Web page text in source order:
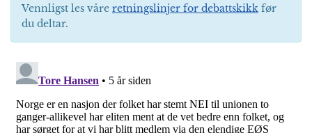
Vennligst les våre retningslinjer for debattskikk før
du deltar.